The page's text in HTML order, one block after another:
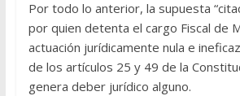
Por todo lo anterior, la supuesta
por quien detenta el cargo Fiscal de
actuación jurídicamente nula e
de los artículos 25 y 49 de la
genera deber jurídico alguno.